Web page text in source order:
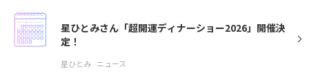
星ひとみさん「超開運ディナーショー2026」開催決
定！
星ひとみ ニュース